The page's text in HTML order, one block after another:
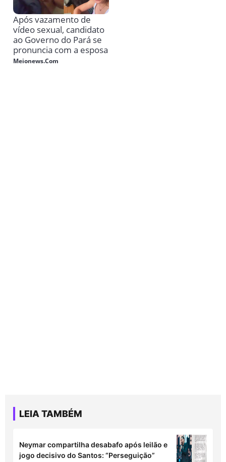
LEIA TAMBÉM
Neymar compartilha desabafo após leilão e
jogo decisivo do Santos: “Perseguição”